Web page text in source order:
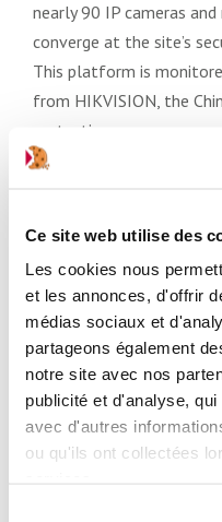
Ce site web utilise des
Les cookies nous
et les annonces, d'offrir
médias sociaux et
partageons également
notre site avec nos
publicité et d'analyse,
avec d'autres
ou qu'ils ont collectées
nearly 90 IP cameras
converge at the site’s
This platform is
from HIKVISION, the
protection:
180° cameras,
PANOVU 180° domes
surveillance,
3 x 32 channel video
and IP/fiber optic patch
The site is protected by
the security of sensitive